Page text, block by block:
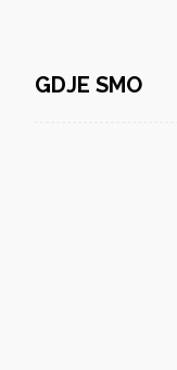
GDJE SMO